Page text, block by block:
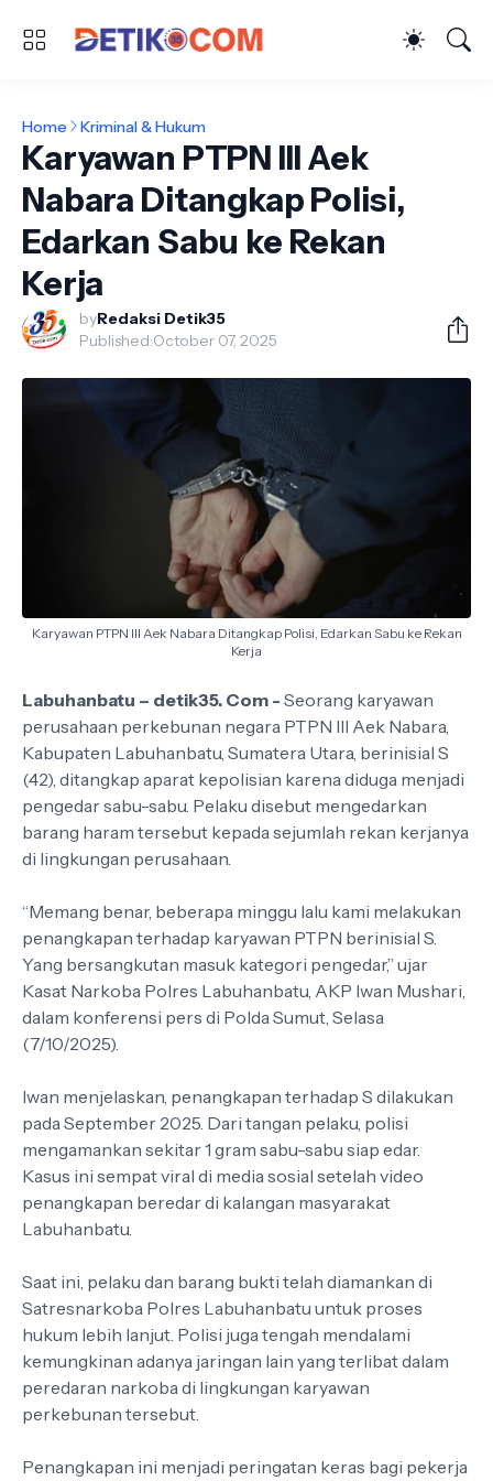
Home Kriminal & Hukum
Karyawan PTPN III Aek
Nabara Ditangkap Polisi,
Edarkan Sabu ke Rekan
Kerja
byRedaksi Detik35
Published:October 07, 2025
Karyawan PTPN III Aek Nabara Ditangkap Polisi, Edarkan Sabu ke Rekan
Kerja
Labuhanbatu – detik35. Com - Seorang karyawan
perusahaan perkebunan negara PTPN III Aek Nabara,
Kabupaten Labuhanbatu, Sumatera Utara, berinisial S
(42), ditangkap aparat kepolisian karena diduga menjadi
pengedar sabu-sabu. Pelaku disebut mengedarkan
barang haram tersebut kepada sejumlah rekan kerjanya
di lingkungan perusahaan.
“Memang benar, beberapa minggu lalu kami melakukan
penangkapan terhadap karyawan PTPN berinisial S.
Yang bersangkutan masuk kategori pengedar,” ujar
Kasat Narkoba Polres Labuhanbatu, AKP Iwan Mushari,
dalam konferensi pers di Polda Sumut, Selasa
(7/10/2025).
Iwan menjelaskan, penangkapan terhadap S dilakukan
pada September 2025. Dari tangan pelaku, polisi
mengamankan sekitar 1 gram sabu-sabu siap edar.
Kasus ini sempat viral di media sosial setelah video
penangkapan beredar di kalangan masyarakat
Labuhanbatu.
Saat ini, pelaku dan barang bukti telah diamankan di
Satresnarkoba Polres Labuhanbatu untuk proses
hukum lebih lanjut. Polisi juga tengah mendalami
kemungkinan adanya jaringan lain yang terlibat dalam
peredaran narkoba di lingkungan karyawan
perkebunan tersebut.
Penangkapan ini menjadi peringatan keras bagi pekerja